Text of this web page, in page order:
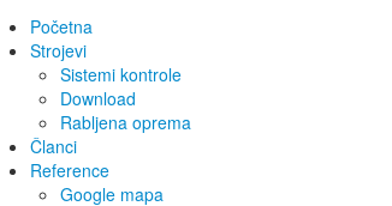
Početna
Strojevi
Sistemi kontrole
Download
Rabljena oprema
Članci
Reference
Google mapa